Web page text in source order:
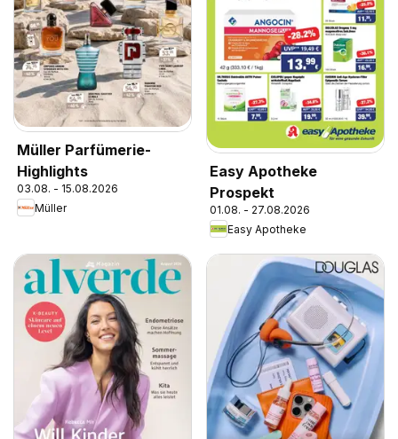
Müller Parfümerie-
Highlights
03.08. - 15.08.2026
Müller
Easy Apotheke
Prospekt
01.08. - 27.08.2026
Easy Apotheke